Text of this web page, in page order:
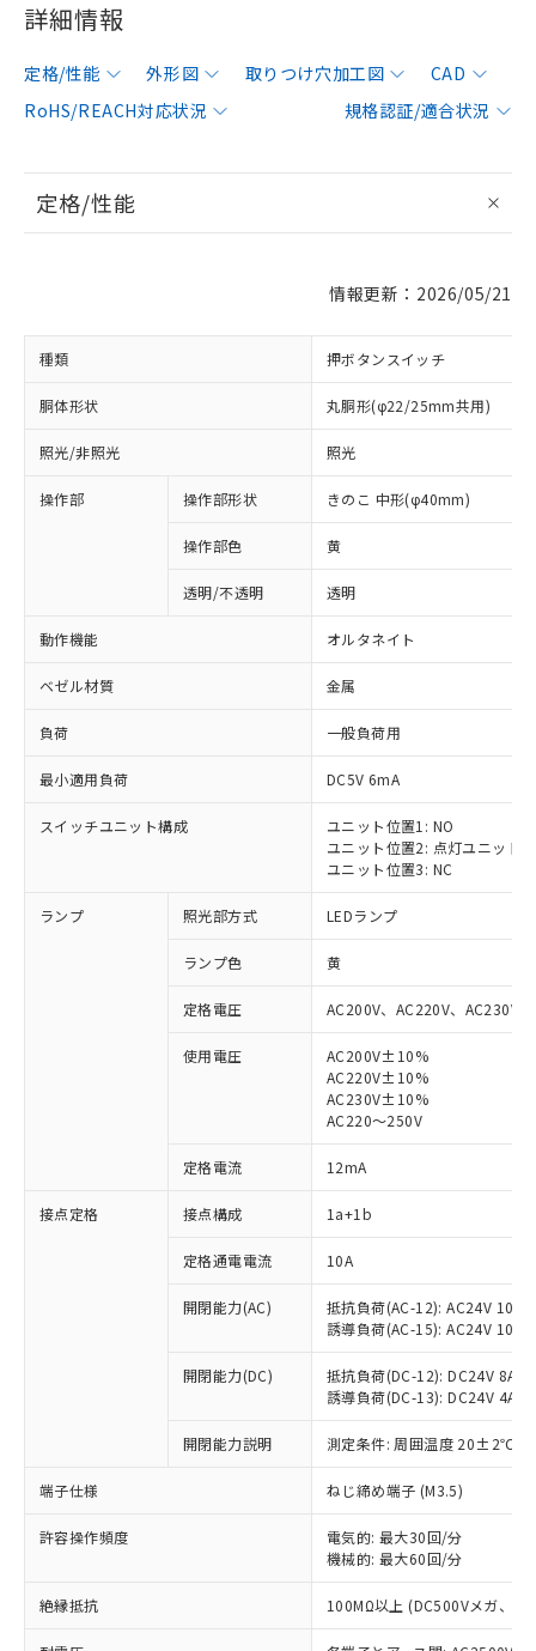
詳細情報
定格/性能 外形図 取りつけ穴加工図
CAD
RoHS/REACH対応状況
規格認証/適合状況
定格/性能
情報更新：2026/05/21
種類 押ボタンスイッチ
胴体形状 丸胴形(φ22/25mm共用)
照光/非照光 照光
操作部 操作部形状 きのこ 中形(φ40mm)
操作部色 黄
透明/不透明 透明
動作機能 オルタネイト
ベゼル材質 金属
負荷 一般負荷用
最小適用負荷 DC5V 6mA
スイッチユニット構成
ユニット位置1: NO
ユニット位置2: 点灯ユニット
ユニット位置3: NC
ランプ 照光部方式 LEDランプ
ランプ色 黄
定格電圧 AC200V、AC220V、AC230V
使用電圧
AC200V±10%
AC220V±10%
AC230V±10%
AC220～250V
定格電流 12mA
接点定格 接点構成 1a+1b
定格通電電流 10A
開閉能力(AC)
抵抗負荷(AC-12): AC24V 10A/
誘導負荷(AC-15): AC24V
開閉能力(DC)
抵抗負荷(DC-12): DC24V 8A/
誘導負荷(DC-13): DC24V 4A/
開閉能力説明 測定条件: 周囲温度 20±2℃、
端子仕様 ねじ締め端子 (M3.5)
許容操作頻度
電気的: 最大30回/分
機械的: 最大60回/分
絶縁抵抗 100MΩ以上 (DC500Vメガ、点
ご利用条件
以下の条件をお読みいただき、同意のうえ
ご利用ください。
本サービスは、当社制御機器事業取扱
商品の当社在庫状況および標準価格
(税抜)を提供させていただくもので
当社制御機器事業取扱商品の中には、
本サービスの対象外となる商品もある
※1 対応状況
対応済み：EU RoHS指令（10物質）の
非含有に対応した製品が提供可能な商品で
対応予定：EU RoHS指令（10物質）の非含
有に対応した製品に切り替える予定のある
対応予定なし：EU RoHS指令（10物質）の
非含有に非対応の商品で、対応品を出す予
調査・確認中：EU RoHS指令（10物質）の
非含有の対応状況を調査中または確認中の
商品です。
非該当品：ライセンス料など無形物で、有
害物質有無と関係のない商品です。
仕入先様の事情により、非含有部品として
いたものが、含有品と判明した場合などや
「○」：最大均質材料含有率が中国RoHSの
基準値以下であることを示します。
「×」：最大均質材料含有率が中国RoHSの
基準値を超えていることを示します。
当社は、これら貴社製品のうち、外国